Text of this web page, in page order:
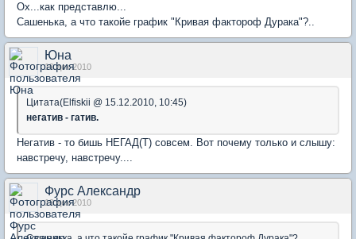
Ох...как представлю...
Сашенька, а что такойе график "Кривая фактороф Дурака"?..
Юна
19 дек 2010
Цитата(Elfiskii @ 15.12.2010, 10:45)
негатив - гатив.
Негатив - то бишь НЕГАД(Т) совсем. Вот почему только и слышу:
навстречу, навстречу....
Фурс Александр
19 дек 2010